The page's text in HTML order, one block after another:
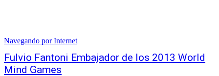
Navegando por Internet
Fulvio Fantoni Embajador de los 2013 World
Mind Games